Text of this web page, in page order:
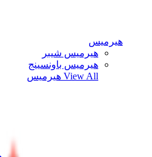
هيرميس
هيرميس شيبر
هيرميس باونسينج
View All هيرميس